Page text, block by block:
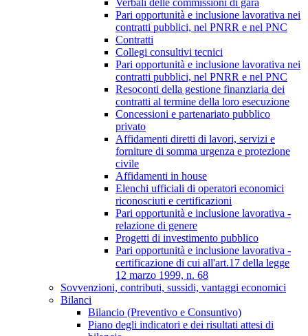
Verbali delle commissioni di gara
Pari opportunità e inclusione lavorativa nei
contratti pubblici, nel PNRR e nel PNC
Contratti
Collegi consultivi tecnici
Pari opportunità e inclusione lavorativa nei
contratti pubblici, nel PNRR e nel PNC
Resoconti della gestione finanziaria dei
contratti al termine della loro esecuzione
Concessioni e partenariato pubblico
privato
Affidamenti diretti di lavori, servizi e
forniture di somma urgenza e protezione
civile
Affidamenti in house
Elenchi ufficiali di operatori economici
riconosciuti e certificazioni
Pari opportunità e inclusione lavorativa -
relazione di genere
Progetti di investimento pubblico
Pari opportunità e inclusione lavorativa -
certificazione di cui all'art.17 della legge
12 marzo 1999, n. 68
Sovvenzioni, contributi, sussidi, vantaggi economici
Bilanci
Bilancio (Preventivo e Consuntivo)
Piano degli indicatori e dei risultati attesi di